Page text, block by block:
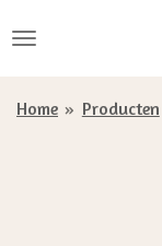
direct
de
Home » Producten